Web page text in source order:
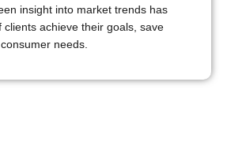
insight into market trends has
clients achieve their goals, save
needs.